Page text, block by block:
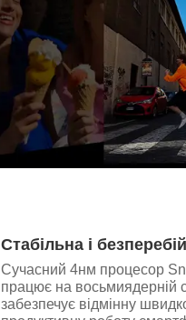
Стабільна і
Сучасний 4нм процесор
працює на восьмиядерній
забезпечує відмінну